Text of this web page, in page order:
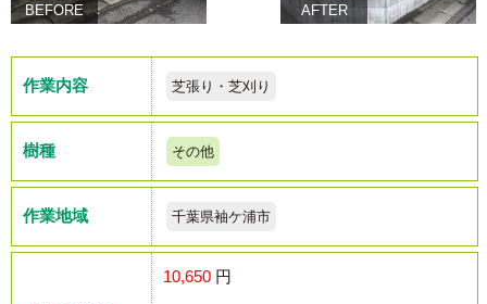
BEFORE AFTER
作業内容 芝張り・芝刈り
樹種 その他
作業地域 千葉県袖ケ浦市
10,650 円